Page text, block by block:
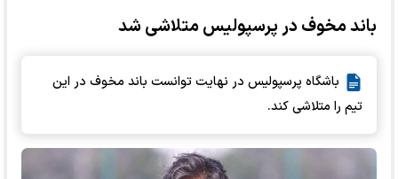
باند مخوف در پرسپولیس متلاشی شد
باشگاه پرسپولیس در نهایت توانست باند مخوف در این
تیم را متلاشی کند.